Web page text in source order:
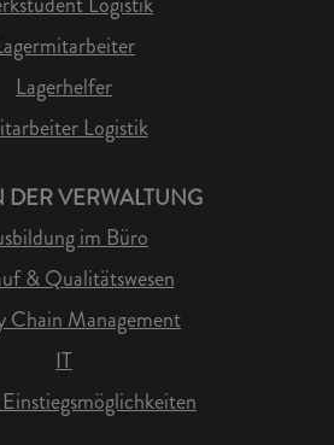
Lagerhelfer
Logistik
DER VERWALTUNG
im Büro
& Qualitätswesen
Chain Management
IT